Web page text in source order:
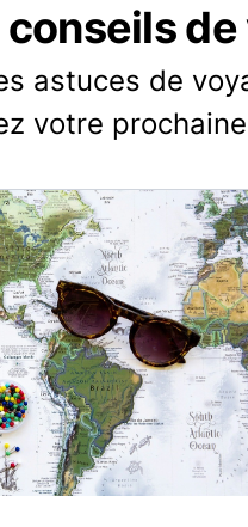
astuces de
votre